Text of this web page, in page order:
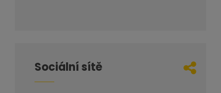
Sociální sítě